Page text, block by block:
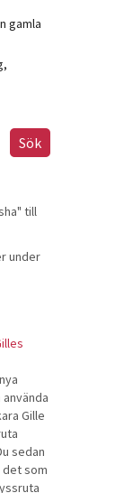
gamla
till
under
Gille
sedan
det som